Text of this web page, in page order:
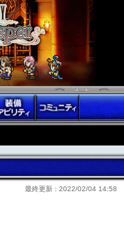
最終更新 : 2022/02/04 14:58